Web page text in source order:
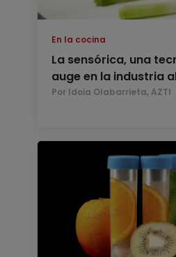
En la cocina
La sensórica, una
auge en la industria
Por Idoia Olabarrieta, AZTI